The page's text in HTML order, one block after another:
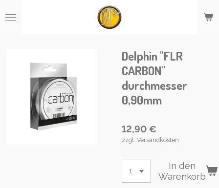
Hauptinhalt
Delphin "FLR
CARBON"
durchmesser
0,90mm
12,90 €
zzgl. Versandkosten
In den
Warenkorb